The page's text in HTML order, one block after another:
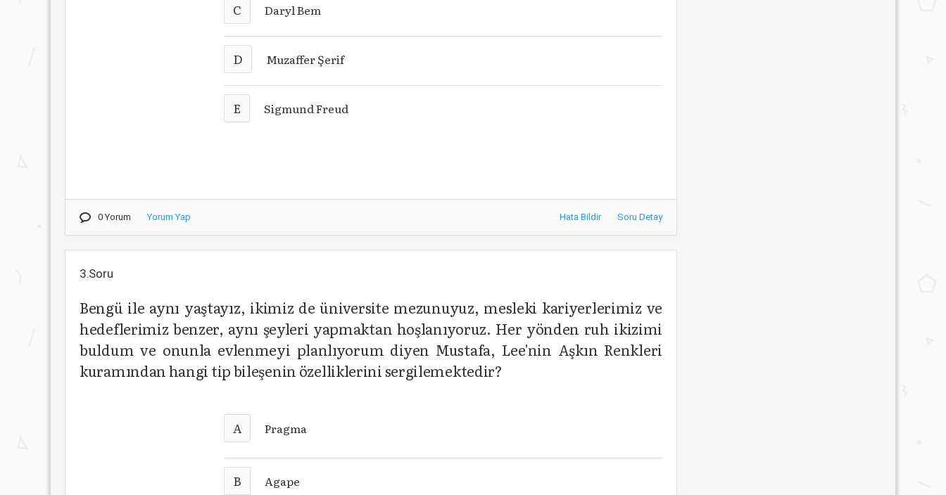
C Daryl Bem
D Muzaffer Şerif
E Sigmund Freud
0 Yorum Yorum Yap Hata Bildir Soru Detay
3.Soru
Bengü ile aynı yaştayız, ikimiz de üniversite mezunuyuz, mesleki kariyerlerimiz ve
hedeflerimiz benzer, aynı şeyleri yapmaktan hoşlanıyoruz. Her yönden ruh ikizimi
buldum ve onunla evlenmeyi planlıyorum diyen Mustafa, Lee'nin Aşkın Renkleri
kuramından hangi tip bileşenin özelliklerini sergilemektedir?
A Pragma
B Agape